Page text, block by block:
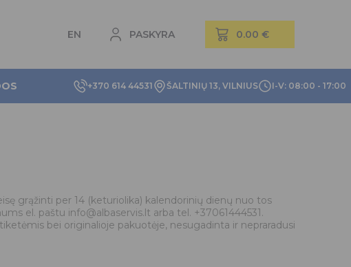
EN PASKYRA
+370 614 44531 ŠALTINIŲ 13, VILNIUS I-V: 08:00 - 17:00
grąžinti per 14 (keturiolika) kalendorinių dienų nuo tos
el. paštu info@albaservis.lt arba tel. +37061444531.
bei originalioje pakuotėje, nesugadinta ir nepraradusi